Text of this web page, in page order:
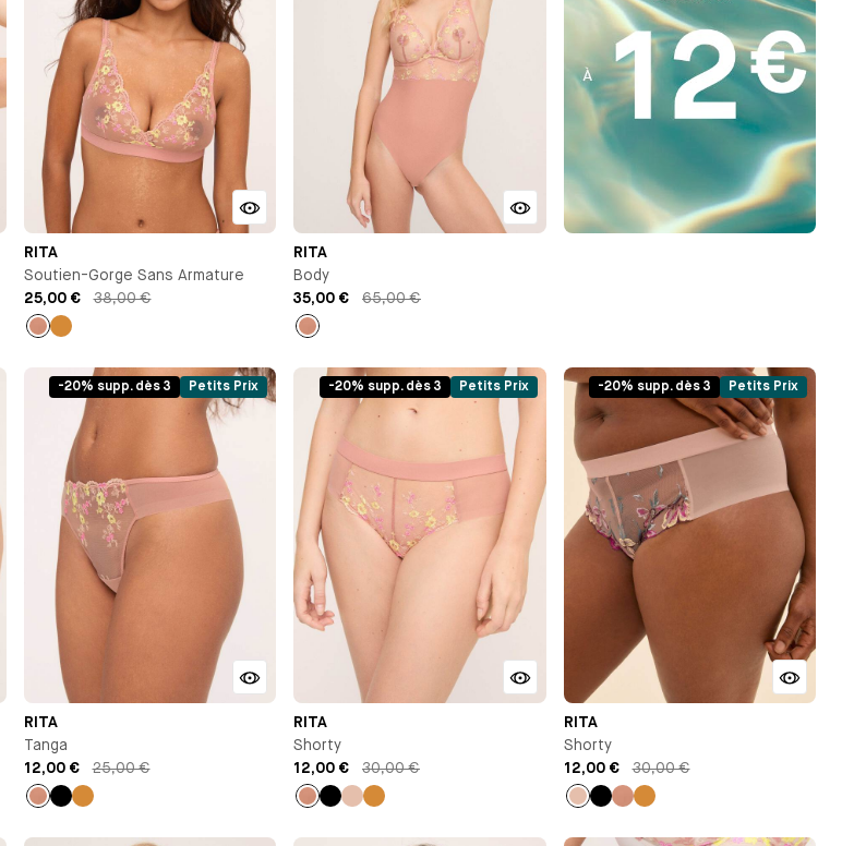
RITA
Soutien-Gorge Sans Armature
25,00 €
38,00 €
Vieux
RITA
Body
35,00 €
65,00 €
Vieux
-20% supp. dès 3 Petits Prix
RITA
Tanga
12,00 €
25,00 €
Vieux
-20% supp. dès 3 Petits Prix
RITA
Shorty
12,00 €
30,00 €
Vieux
-20% supp. dès 3 Petits Prix
RITA
Shorty
12,00 €
30,00 €
Beige